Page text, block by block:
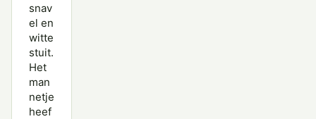
snav
el en
witte
stuit.
Het
man
netje
heef